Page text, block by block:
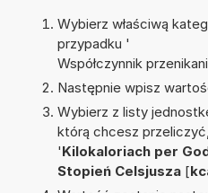
Wybierz właściwą
przypadku '
Współczynnik
Następnie wpisz
Wybierz z listy
którą chcesz
'Kilokaloriach per
Stopień Celsjusza[